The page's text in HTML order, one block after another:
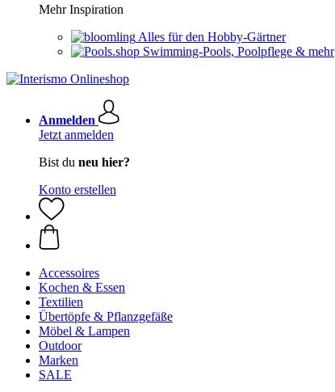
Mehr Inspiration
Alles für den Hobby-Gärtner
Swimming-Pools, Poolpflege & mehr
Anmelden
Jetzt anmelden
Bist du neu hier?
Konto erstellen
Accessoires
Kochen & Essen
Textilien
Übertöpfe & Pflanzgefäße
Möbel & Lampen
Outdoor
Marken
SALE